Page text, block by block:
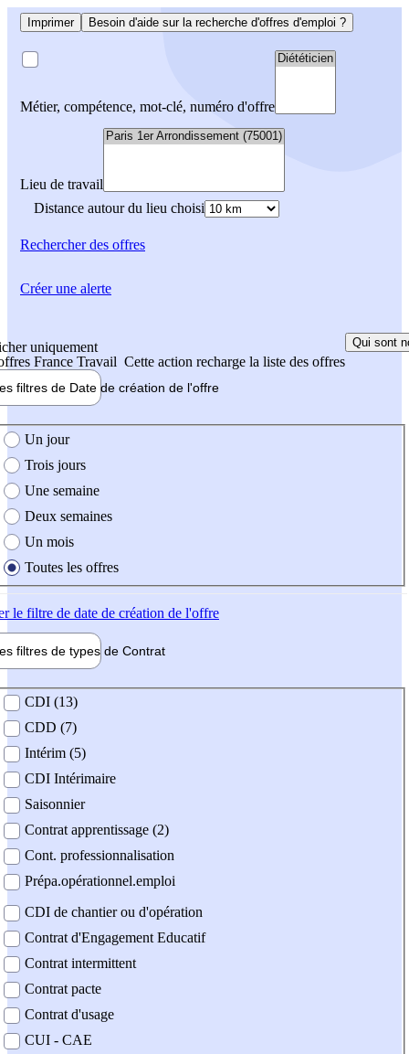
Imprimer Besoin d'aide sur la recherche d'offres d'emploi ?
Métier, compétence, mot-clé, numéro d'offre
Lieu de travail
Distance autour du lieu choisi
Rechercherdes offres
uniquement
France Travail Cette action recharge la liste des offres
Qui sont
filtres de Date de création de l'offre
création de l'offre
Un jour
Trois jours
Une semaine
Deux semaines
Un mois
Toutes les offres
le filtre de date de création de l'offre
filtres de types de Contrat
contrat
CDI (13)
CDD (7)
Intérim (5)
CDI Intérimaire
Saisonnier
Contrat apprentissage (2)
Cont. professionnalisation
Prépa.opérationnel.emploi
CDI de chantier ou d'opération
Contrat d'Engagement Educatif
Contrat intermittent
Contrat pacte
Contrat d'usage
CUI - CAE
Créer une alerte